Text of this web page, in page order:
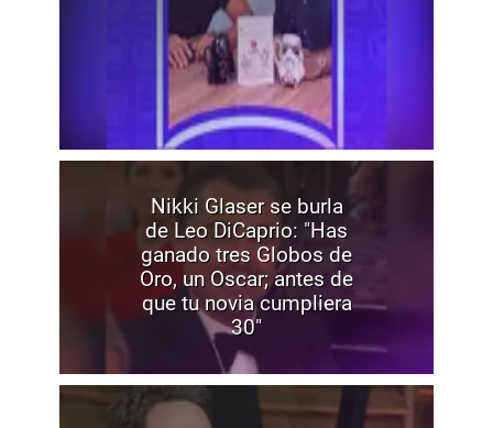
Nikki Glaser se burla
de Leo DiCaprio: "Has
ganado tres Globos de
Oro, un Oscar; antes de
que tu novia cumpliera
30"